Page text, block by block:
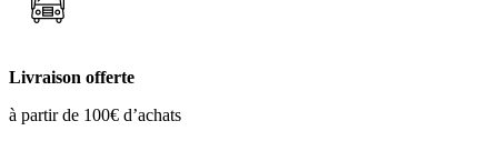
Livraison offerte
à partir de 100€ d’achats